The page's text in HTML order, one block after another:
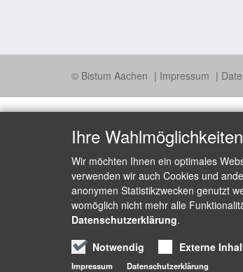
© Bistum Aachen Impressum
Ihre
Wir möchten Ihnen ein optimales
verwenden wir auch Cookies und
anonymen Statistikzwecken genutzt
womöglich nicht mehr alle
Datenschutzerklärung.
Notwendig
Externe
Impressum Datenschutzerklärung